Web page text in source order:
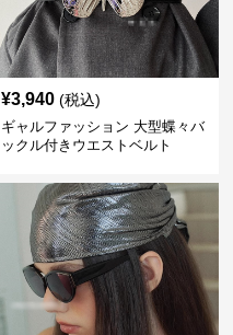
¥3,940 (税込)
ギャルファッション 大型蝶々バ
ックル付きウエストベルト